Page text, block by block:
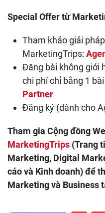
Special Offer từ
Tham khảo giải
MarketingTrips:
Đăng bài không giới
chi phí chỉ bằng 1
Partner
Đăng ký (dành cho
Tham gia Cộng đồng
MarketingTrips (Trang
Marketing, Digital
cáo và Kinh doanh) để
Marketing và Business